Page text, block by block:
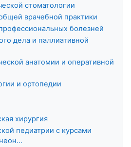
стоматологии
врачебной практики
болезней
дела и паллиативной
анатомии и оперативной
и ортопедии
хирургия
педиатрии с курсами